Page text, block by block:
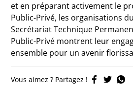
et en préparant activement le
Public-Privé, les organisations
Secrétariat Technique
Public-Privé montrent leur
ensemble pour un avenir
Vous aimez ? Partagez !